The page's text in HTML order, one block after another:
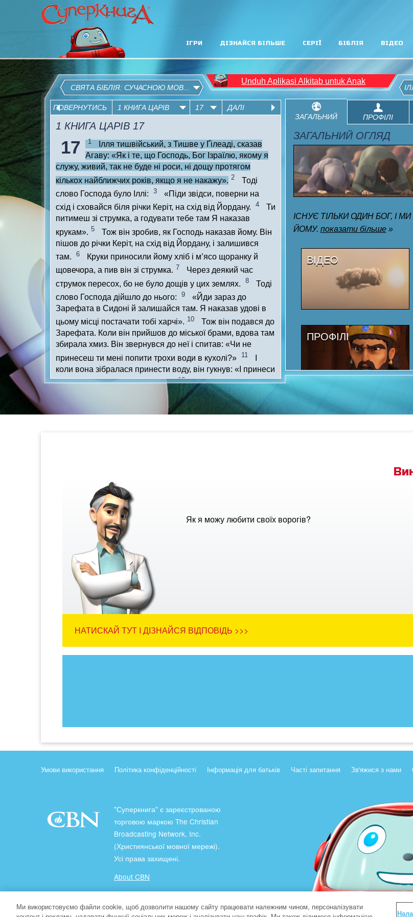
ІГРИ ДІЗНАЙСЯ БІЛЬШЕ СЕРІЇ БІБЛІЯ ВІДЕО
Як я можу любити своїх ворогів?
НАТИСКАЙ ТУТ І ДІЗНАЙСЯ ВІДПОВІДЬ >>>
Умови використання Політика конфіденційності Інформація для батьків Часті запитання Зв'яжися з нами
"Суперкнига" є зареєстрованою
торговою маркою The Christian
Broadcasting Network, Inc.
(Християнської мовної мережі).
Усі права захищені.
About CBN
© Copyright 2026 The Christian Broadcasting Network.
Ми використовуємо файли cookie, щоб дозволити нашому сайту працювати належним чином, персоналізувати